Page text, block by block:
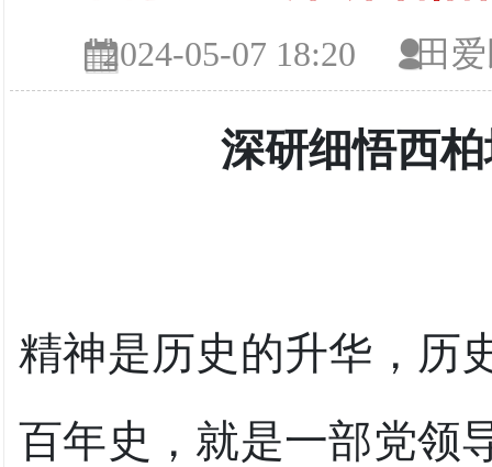
2024-05-07 18:20 田
深研细悟西
精神是历史的升华，历
百年史，就是一部党领